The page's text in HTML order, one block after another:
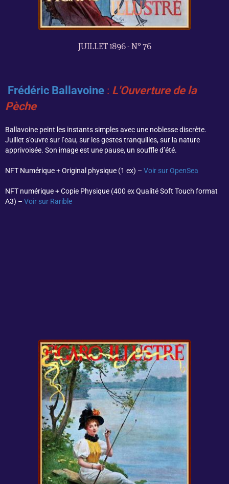
JUILLET 1896 - N° 76
Frédéric Ballavoine : L'Ouverture de la
Pèche
Ballavoine peint les instants simples avec une noblesse discrète.
Juillet s’ouvre sur l’eau, sur les gestes tranquilles, sur la nature
apprivoisée. Son image est une pause, un souffle d’été.
NFT Numérique + Original physique (1 ex) – Voir sur OpenSea
NFT numérique + Copie Physique (400 ex Qualité Soft Touch format
A3) – Voir sur Rarible